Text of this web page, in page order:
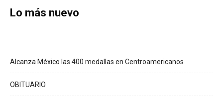
Lo más nuevo
Alcanza México las 400 medallas en Centroamericanos
OBITUARIO